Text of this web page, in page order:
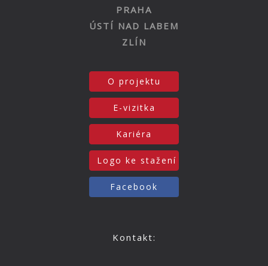
PRAHA
ÚSTÍ NAD LABEM
ZLÍN
O projektu
E-vizitka
Kariéra
Logo ke stažení
Facebook
Kontakt: